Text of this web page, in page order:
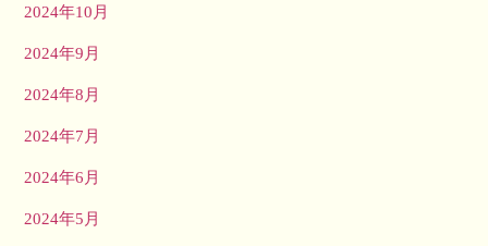
2024年10月
2024年9月
2024年8月
2024年7月
2024年6月
2024年5月